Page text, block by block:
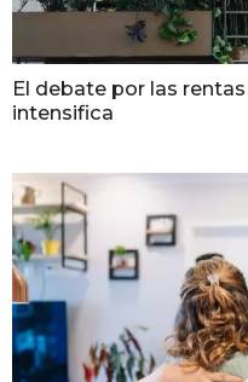
El debate por las
intensifica